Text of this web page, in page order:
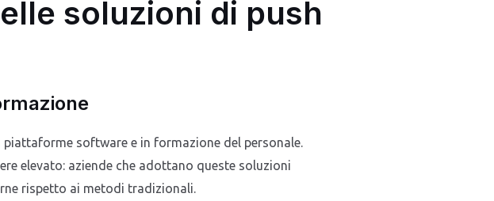
soluzioni di push
software e in formazione del personale.
elevato: aziende che adottano queste soluzioni
rispetto ai metodi tradizionali.